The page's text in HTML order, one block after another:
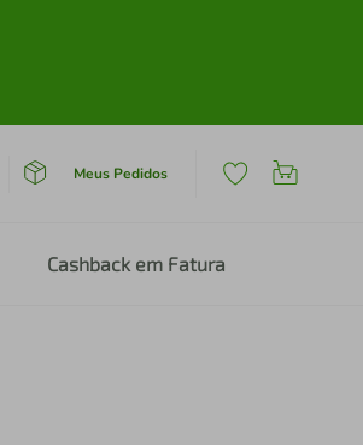
Meus Pedidos
Cashback em Fatura